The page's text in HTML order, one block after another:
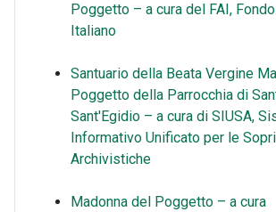
Poggetto – a cura del FAI,
Italiano
Santuario della Beata Vergine
Poggetto della Parrocchia di
Sant'Egidio – a cura di SIUSA,
Informativo Unificato per le
Archivistiche
Madonna del Poggetto – a cura